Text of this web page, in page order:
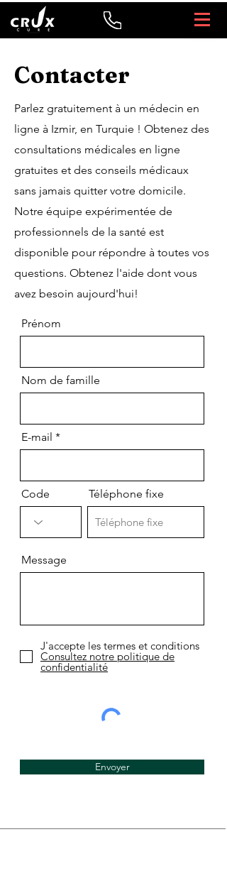
Contacter
Parlez gratuitement à un médecin en
ligne à Izmir, en Turquie ! Obtenez des
consultations médicales en ligne
gratuites et des conseils médicaux
sans jamais quitter votre domicile.
Notre équipe expérimentée de
professionnels de la santé est
disponible pour répondre à toutes vos
questions. Obtenez l'aide dont vous
avez besoin aujourd'hui!
Prénom
Nom de famille
E-mail
Code Téléphone fixe
Message
J'accepte les termes et conditions
Consultez notre politique de
confidentialité
Envoyer